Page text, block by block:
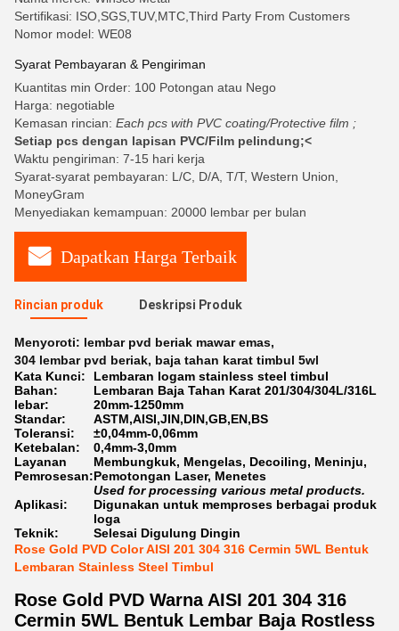
Sertifikasi: ISO,SGS,TUV,MTC,Third Party From Customers
Nomor model: WE08
Syarat Pembayaran & Pengiriman
Kuantitas min Order: 100 Potongan atau Nego
Harga: negotiable
Kemasan rincian: Each pcs with PVC coating/Protective film ;
Setiap pcs dengan lapisan PVC/Film pelindung;<
Waktu pengiriman: 7-15 hari kerja
Syarat-syarat pembayaran: L/C, D/A, T/T, Western Union,
MoneyGram
Menyediakan kemampuan: 20000 lembar per bulan
Dapatkan Harga Terbaik
Rincian produk Deskripsi Produk
Menyoroti: lembar pvd beriak mawar emas,
304 lembar pvd beriak, baja tahan karat timbul 5wl
Kata Kunci:
Lembaran logam stainless steel timbul
Bahan:
Lembaran Baja Tahan Karat 201/304/304L/316L
lebar:
20mm-1250mm
Standar:
ASTM,AISI,JIN,DIN,GB,EN,BS
Toleransi:
±0,04mm-0,06mm
Ketebalan:
0,4mm-3,0mm
Layanan
Pemrosesan:
Membungkuk, Mengelas, Decoiling, Meninju,
Pemotongan Laser, Menetes
Aplikasi:
Used for processing various metal products.
Digunakan untuk memproses berbagai produk
loga
Teknik:
Selesai Digulung Dingin
Rose Gold PVD Color AISI 201 304 316 Cermin 5WL Bentuk
Lembaran Stainless Steel Timbul
Rose Gold PVD Warna AISI 201 304 316
Cermin 5WL Bentuk Lembar Baja Rostless